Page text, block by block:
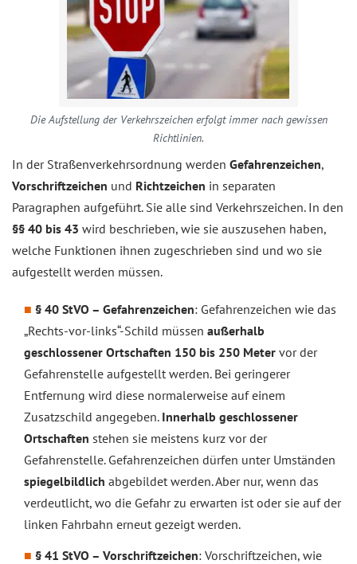
Die Aufstellung der Verkehrszeichen erfolgt immer nach gewissen
Richtlinien.
In der Straßenverkehrsordnung werden Gefahrenzeichen,
Vorschriftzeichen und Richtzeichen in separaten
Paragraphen aufgeführt. Sie alle sind Verkehrszeichen. In den
§§ 40 bis 43 wird beschrieben, wie sie auszusehen haben,
welche Funktionen ihnen zugeschrieben sind und wo sie
aufgestellt werden müssen.
§ 40 StVO – Gefahrenzeichen: Gefahrenzeichen wie das
„Rechts-vor-links“-Schild müssen außerhalb
geschlossener Ortschaften 150 bis 250 Meter vor der
Gefahrenstelle aufgestellt werden. Bei geringerer
Entfernung wird diese normalerweise auf einem
Zusatzschild angegeben. Innerhalb geschlossener
Ortschaften stehen sie meistens kurz vor der
Gefahrenstelle. Gefahrenzeichen dürfen unter Umständen
spiegelbildlich abgebildet werden. Aber nur, wenn das
verdeutlicht, wo die Gefahr zu erwarten ist oder sie auf der
linken Fahrbahn erneut gezeigt werden.
§ 41 StVO – Vorschriftzeichen: Vorschriftzeichen, wie